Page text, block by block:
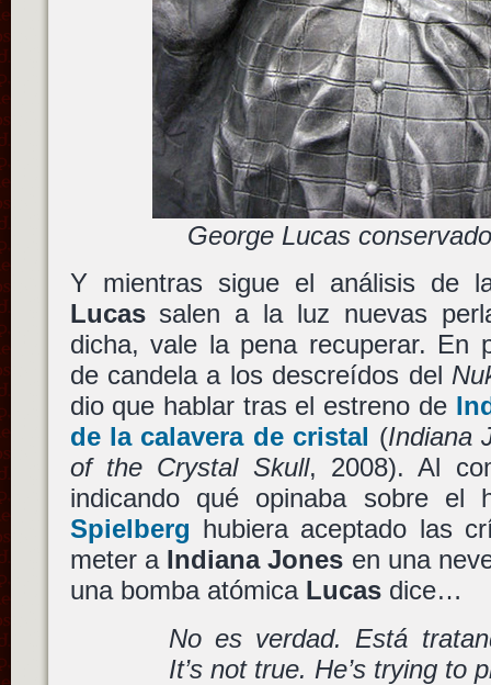
George Lucas
Y mientras sigue el análisis de
Lucassalen a la luz nuevas
dicha, vale la pena recuperar. En
de candela a los descreídos del
dio que hablar tras el estreno de
de la calavera de cristal (Indiana
of the Crystal Skull, 2008). Al
indicando qué opinaba sobre
Spielberg hubiera aceptado las
meter a Indiana Jones en una
una bomba atómica Lucasdice…
No es verdad. Está
It’s not true. He’s trying to